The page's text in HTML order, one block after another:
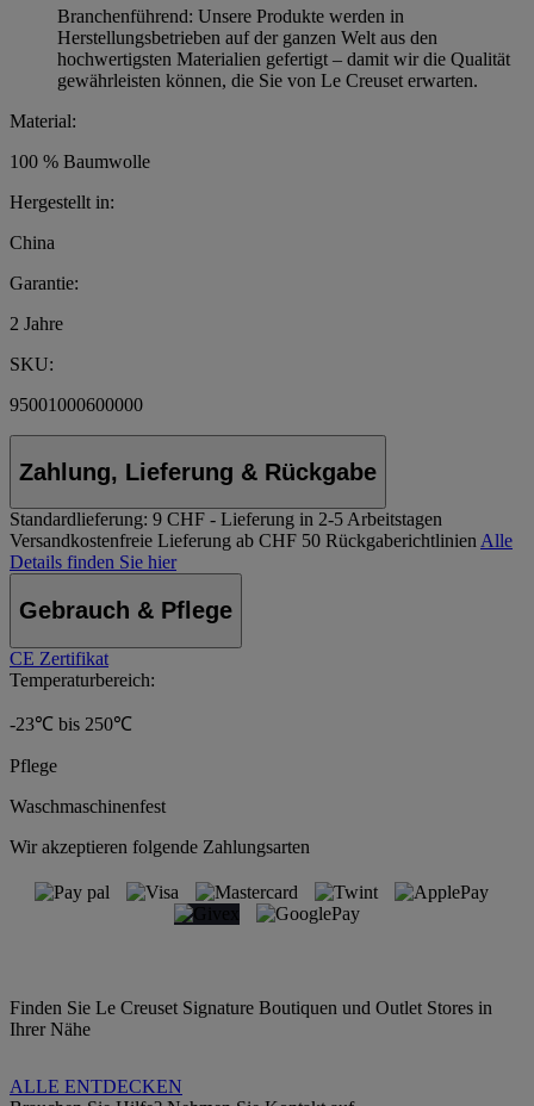
Branchenführend: Unsere Produkte werden in
Herstellungsbetrieben auf der ganzen Welt aus den
hochwertigsten Materialien gefertigt – damit wir die Qualität
gewährleisten können, die Sie von Le Creuset erwarten.
Material:
100 % Baumwolle
Hergestellt in:
China
Garantie:
2 Jahre
SKU:
95001000600000
Zahlung, Lieferung & Rückgabe
Standardlieferung: 9 CHF - Lieferung in 2-5 Arbeitstagen
Versandkostenfreie Lieferung ab CHF 50 Rückgaberichtlinien Alle
Details finden Sie hier
Gebrauch & Pflege
CE Zertifikat
Temperaturbereich:
-23℃ bis 250℃
Pflege
Waschmaschinenfest
Wir akzeptieren folgende Zahlungsarten
Finden Sie Le Creuset Signature Boutiquen und Outlet Stores in
Ihrer Nähe
ALLE ENTDECKEN